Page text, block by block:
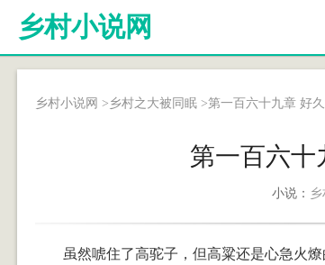
乡村小说网
乡村小说网 > 乡村之大被同眠 >第一百六十九章 好
第一百六十
小说：
虽然唬住了高驼子，但高粱还是心急火